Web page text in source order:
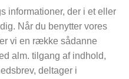
informationer, der i et eller
Når du benytter vores
vi en række sådanne
alm. tilgang af indhold,
deltager i